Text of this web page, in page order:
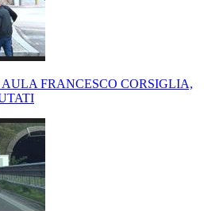
FRANCESCO CORSIGLIA,